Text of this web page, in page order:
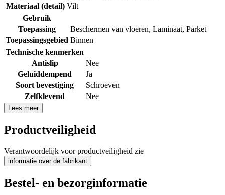
Materiaal (detail) Vilt
Gebruik
Toepassing
Beschermen van vloeren, Laminaat, Parket
Toepassingsgebied Binnen
Technische kenmerken
Antislip
Nee
Geluiddempend
Ja
Soort bevestiging
Schroeven
Zelfklevend
Nee
Lees meer
Productveiligheid
Verantwoordelijk voor productveiligheid zie
informatie over de fabrikant
Bestel- en bezorginformatie